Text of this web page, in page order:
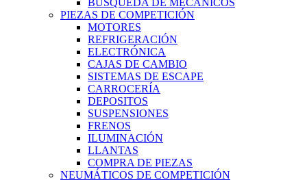
BÚSQUEDA DE MECÁNICOS
PIEZAS DE COMPETICIÓN
MOTORES
REFRIGERACIÓN
ELECTRÓNICA
CAJAS DE CAMBIO
SISTEMAS DE ESCAPE
CARROCERÍA
DEPOSITOS
SUSPENSIONES
FRENOS
ILUMINACIÓN
LLANTAS
COMPRA DE PIEZAS
NEUMÁTICOS DE COMPETICIÓN